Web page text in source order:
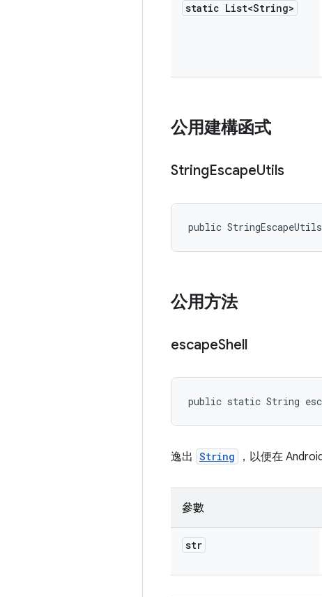
static List<String>
公用建構函式
StringEscapeUtils
public
公用方法
escapeShell
public static String
逸出 String ，以便在
參數
str